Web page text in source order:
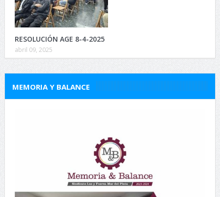
RESOLUCIÓN AGE 8-4-2025
abril 09, 2025
MEMORIA Y BALANCE